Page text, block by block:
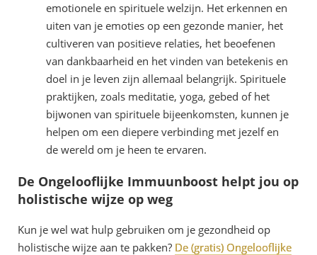
emotionele en spirituele welzijn. Het erkennen en
uiten van je emoties op een gezonde manier, het
cultiveren van positieve relaties, het beoefenen
van dankbaarheid en het vinden van betekenis en
doel in je leven zijn allemaal belangrijk. Spirituele
praktijken, zoals meditatie, yoga, gebed of het
bijwonen van spirituele bijeenkomsten, kunnen je
helpen om een diepere verbinding met jezelf en
de wereld om je heen te ervaren.
De Ongelooflijke Immuunboost helpt jou op
holistische wijze op weg
Kun je wel wat hulp gebruiken om je gezondheid op
holistische wijze aan te pakken? De (gratis) Ongelooflijke